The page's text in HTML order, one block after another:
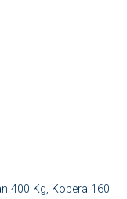
400 Kg, Kobera 160